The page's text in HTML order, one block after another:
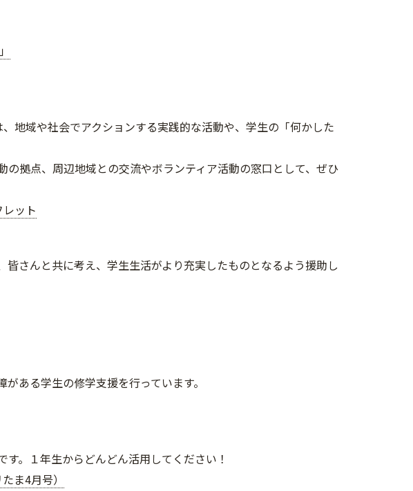
地域や社会でアクションする実践的な活動や、学生の「何かした
拠点、周辺地域との交流やボランティア活動の窓口として、ぜひ
ット
さんと共に考え、学生生活がより充実したものとなるよう援助し
ある学生の修学支援を行っています。
。１年生からどんどん活用してください！
たま4月号）